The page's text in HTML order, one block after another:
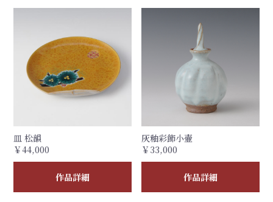
皿 松韻
￥44,000
作品詳細
灰釉彩飾小壷
￥33,000
作品詳細